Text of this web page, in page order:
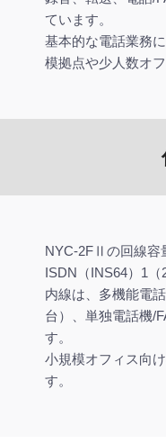
ています。
基本的な電話業務
模拠点や少人数オ
NYC-2FⅡの回線容
ISDN（INS64）1（
内線は、多機能電
台）、単独電話機/
す。
小規模オフィス向
す。